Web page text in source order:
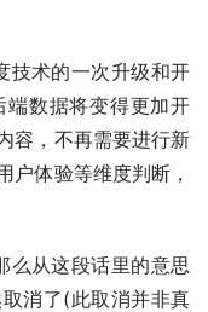
端数据将变得更加开
容，不再需要进行新
户体验等维度判断，
消了(此取消并非真